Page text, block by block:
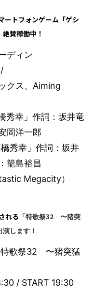
ートフォンゲーム「ゲシ
賛稼働中！
ディン
クス、 Aiming
秀幸」作詞：坂井竜
岡洋一郎
秀幸」作詞：坂井
籠島裕昌
Megacity）
れる 「特歌祭32〜猪突
します！
特歌祭32 〜猪突猛
/ START 19:30